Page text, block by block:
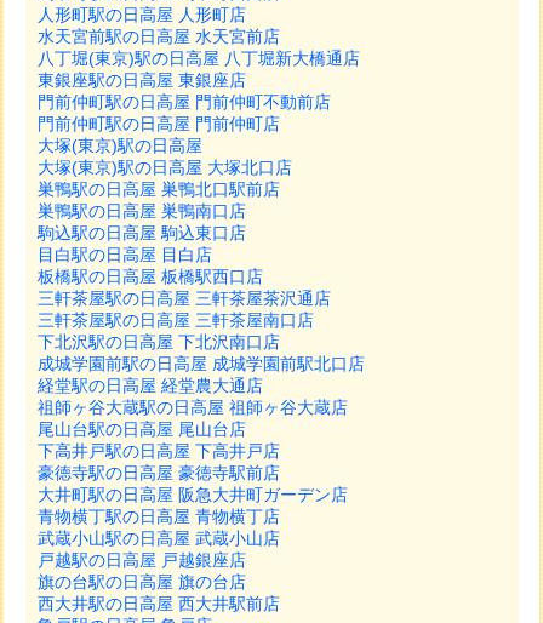
人形町駅の日高屋 人形町店
水天宮前駅の日高屋 水天宮前店
八丁堀(東京)駅の日高屋 八丁堀新大橋通店
東銀座駅の日高屋 東銀座店
門前仲町駅の日高屋 門前仲町不動前店
門前仲町駅の日高屋 門前仲町店
大塚(東京)駅の日高屋
大塚(東京)駅の日高屋 大塚北口店
巣鴨駅の日高屋 巣鴨北口駅前店
巣鴨駅の日高屋 巣鴨南口店
駒込駅の日高屋 駒込東口店
目白駅の日高屋 目白店
板橋駅の日高屋 板橋駅西口店
三軒茶屋駅の日高屋 三軒茶屋茶沢通店
三軒茶屋駅の日高屋 三軒茶屋南口店
下北沢駅の日高屋 下北沢南口店
成城学園前駅の日高屋 成城学園前駅北口店
経堂駅の日高屋 経堂農大通店
祖師ヶ谷大蔵駅の日高屋 祖師ヶ谷大蔵店
尾山台駅の日高屋 尾山台店
下高井戸駅の日高屋 下高井戸店
豪徳寺駅の日高屋 豪徳寺駅前店
大井町駅の日高屋 阪急大井町ガーデン店
青物横丁駅の日高屋 青物横丁店
武蔵小山駅の日高屋 武蔵小山店
戸越駅の日高屋 戸越銀座店
旗の台駅の日高屋 旗の台店
西大井駅の日高屋 西大井駅前店